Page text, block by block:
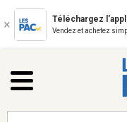
Téléchargez
Vendez et achetez